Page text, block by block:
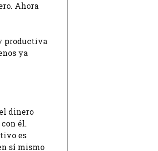
Ahora
productiva
ya
dinero
él.
es
sí mismo